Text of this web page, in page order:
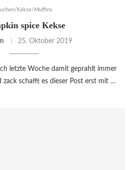
Kekse/Muffins
spice Kekse
25. Oktober 2019
letzte Woche damit geprahlt immer
schafft es dieser Post erst mit …